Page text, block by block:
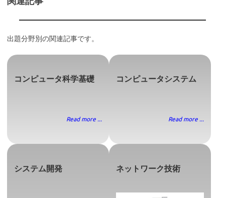
出題分野別の関連記事です。
コンピュータ科学基礎
Read more ...
コンピュータシステム
Read more ...
システム開発 ネットワーク技術